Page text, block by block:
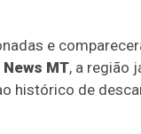
e
MT, a região
histórico de